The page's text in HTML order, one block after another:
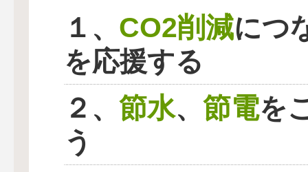
１、 CO2削減につ
を応援する
２、 節水、 節電を
う